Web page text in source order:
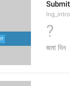
Submit
?
জমা দিন